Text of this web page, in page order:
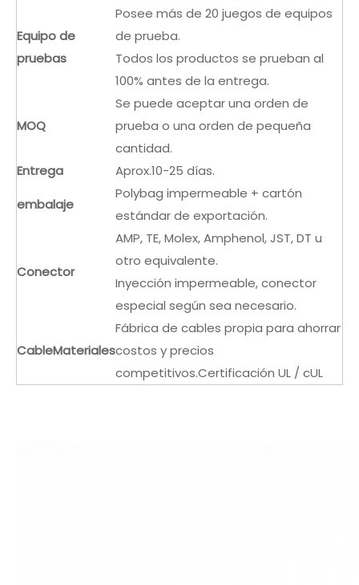
Equipo de
pruebas
Posee más de 20 juegos de equipos
de prueba.
Todos los productos se prueban al
100% antes de la entrega.
MOQ
Se puede aceptar una orden de
prueba o una orden de pequeña
cantidad.
Entrega
Aprox.10-25 días.
embalaje
Polybag impermeable + cartón
estándar de exportación.
Conector
AMP, TE, Molex, Amphenol, JST, DT u
otro equivalente.
Inyección impermeable, conector
especial según sea necesario.
CableMateriales
Fábrica de cables propia para ahorrar
costos y precios
competitivos.Certificación UL / cUL